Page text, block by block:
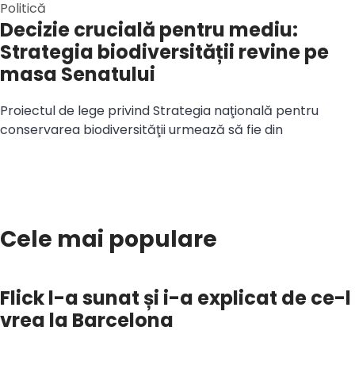
Politică
Decizie crucială pentru mediu:
Strategia biodiversității revine pe
masa Senatului
Proiectul de lege privind Strategia naţională pentru
conservarea biodiversităţii urmează să fie din
Cele mai populare
Flick l-a sunat și i-a explicat de ce-l
vrea la Barcelona